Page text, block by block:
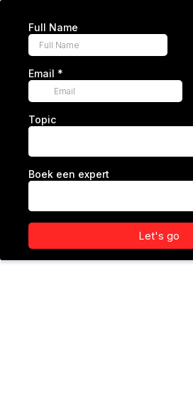
Full Name
Email *
Topic
Boek een expert
Let's go